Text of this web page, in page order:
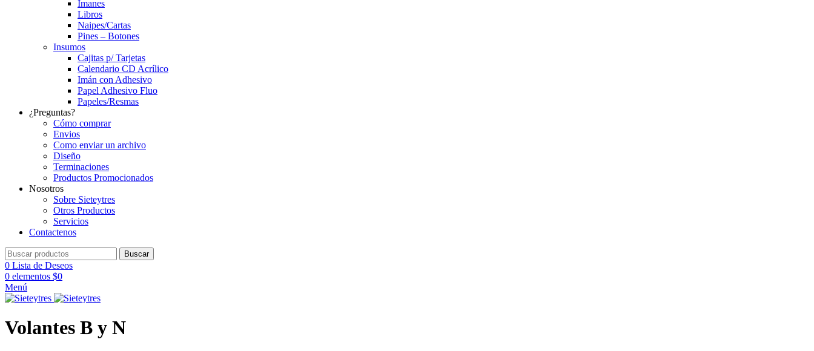
Imanes
Libros
Naipes/Cartas
Pines – Botones
Insumos
Cajitas p/ Tarjetas
Calendario CD Acrílico
Imán con Adhesivo
Papel Adhesivo Fluo
Papeles/Resmas
¿Preguntas?
Cómo comprar
Envios
Como enviar un archivo
Diseño
Terminaciones
Productos Promocionados
Nosotros
Sobre Sieteytres
Otros Productos
Servicios
Contactenos
Buscar
0 Lista de Deseos
0 elementos $0
Menú
Volantes B y N